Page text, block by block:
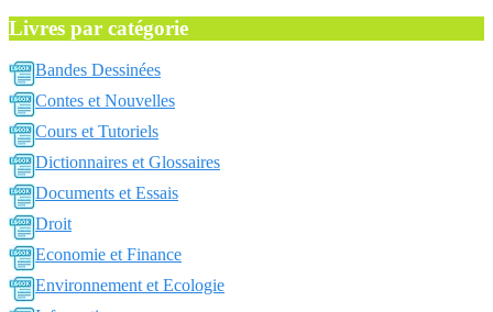
Livres par catégorie
Bandes Dessinées
Contes et Nouvelles
Cours et Tutoriels
Dictionnaires et Glossaires
Documents et Essais
Droit
Economie et Finance
Environnement et Ecologie